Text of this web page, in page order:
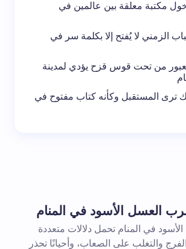
مكتبة معلقة بين عالمين في
الزمني لا يُفتح إلا بكلمة سر في
من تحت قوس قزح يؤدي لمدينة
ترى المستقبل وكأنه كتاب مفتوح في
العسل الأسود في المنام
في المنام تحمل دلالات متعددة
والتغلب على الصعاب، وأحيانًا تحذر